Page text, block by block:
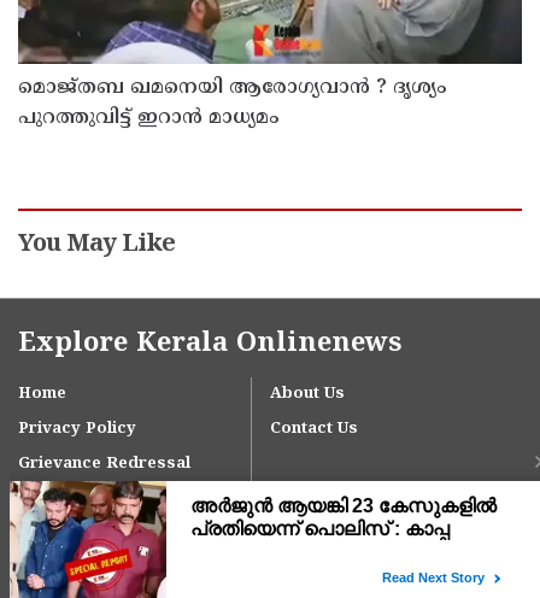
മൊജ്തബ ഖമനെയി ആരോഗ്യവാന്‍ ? ദൃശ്യം
പുറത്തുവിട്ട് ഇറാന്‍ മാധ്യമം
You May Like
Explore Kerala Onlinenews
Home
About Us
Privacy Policy
Contact Us
Grievance Redressal